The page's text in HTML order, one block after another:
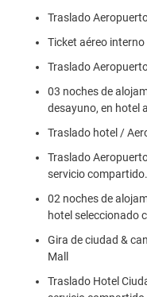
Traslado
Ticket aéreo interno
Traslado
03 noches de
desayuno, en hotel
Traslado hotel /
Traslado
servicio compartido.
02 noches de
hotel seleccionado
Gira de ciudad &
Mall
Traslado Hotel